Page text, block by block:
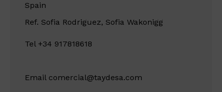
Spain
Ref. Sofia Rodriguez, Sofia Wakonigg
Tel +34 917818618
Email comercial@taydesa.com